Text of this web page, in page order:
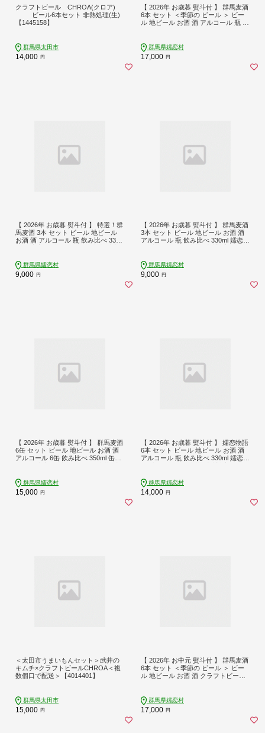
クラフトビール CHROA(クロア)
ビール6本セット 非熱処理(生)
【1445158】
群馬県太田市
14,000 円
【 2026年 お歳暮 熨斗付 】 群馬麦酒
6本 セット ＜季節の ビール ＞ ビー
ル 地ビール お酒 酒 アルコール 瓶 飲
群馬県嬬恋村
17,000 円
【 2026年 お歳暮 熨斗付 】 特選！群
馬麦酒 3本 セット ビール 地ビール
お酒 酒 アルコール 瓶 飲み比べ 330
群馬県嬬恋村
9,000 円
【 2026年 お歳暮 熨斗付 】 群馬麦酒
3本 セット ビール 地ビール お酒 酒
アルコール 瓶 飲み比べ 330ml 嬬恋高
群馬県嬬恋村
9,000 円
【 2026年 お歳暮 熨斗付 】 群馬麦酒
6缶 セット ビール 地ビール お酒 酒
アルコール 6缶 飲み比べ 350ml 缶ビ
群馬県嬬恋村
15,000 円
【 2026年 お歳暮 熨斗付 】 嬬恋物語
6本 セット ビール 地ビール お酒 酒
アルコール 瓶 飲み比べ 330ml 嬬恋高
群馬県嬬恋村
14,000 円
＜太田市うまいもんセット＞武井の
キムチ×クラフトビールCHROA＜複
数個口で配送＞【4014401】
群馬県太田市
15,000 円
【 2026年 お中元 熨斗付 】 群馬麦酒
6本 セット ＜季節の ビール ＞ ビー
ル 地ビール お酒 酒 クラフトビール
tu] 群馬県嬬恋村
17,000 円